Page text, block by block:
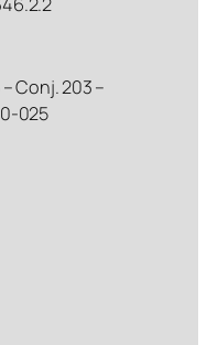
Conj. 203 –
025